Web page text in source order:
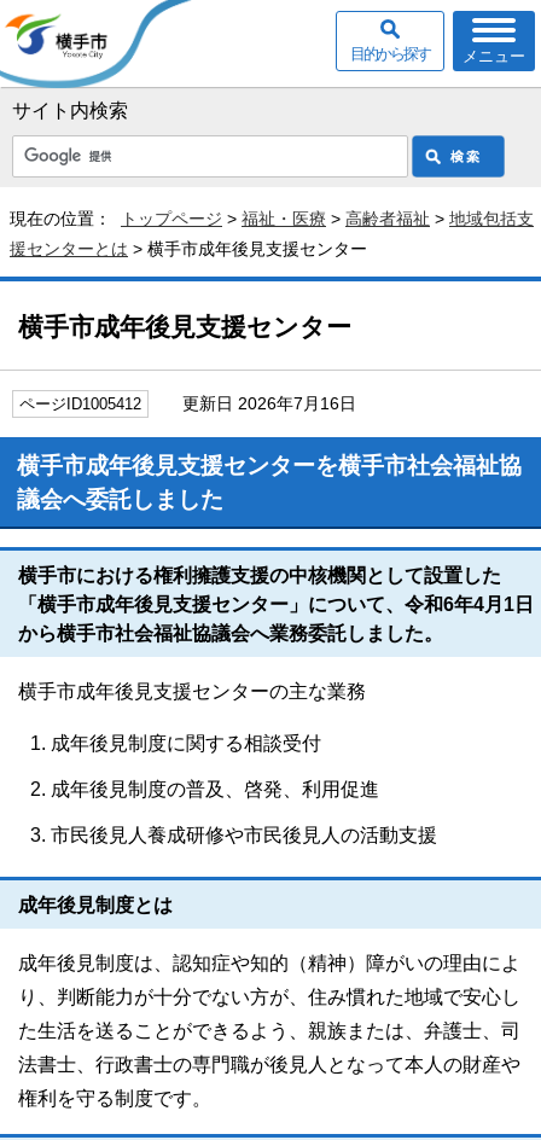
サイト内検索
メニュー
目的から探す
現在の位置： トップページ > 福祉・医療 > 高齢者福祉 > 地域包括支
援センターとは > 横手市成年後見支援センター
横手市成年後見支援センター
ページID1005412 更新日 2026年7月16日
横手市成年後見支援センターを横手市社会福祉協
議会へ委託しました
横手市における権利擁護支援の中核機関として設置した
「横手市成年後見支援センター」について、令和6年4月1日
から横手市社会福祉協議会へ業務委託しました。
横手市成年後見支援センターの主な業務
成年後見制度に関する相談受付
成年後見制度の普及、啓発、利用促進
市民後見人養成研修や市民後見人の活動支援
成年後見制度とは
成年後見制度は、認知症や知的（精神）障がいの理由によ
り、判断能力が十分でない方が、住み慣れた地域で安心し
た生活を送ることができるよう、親族または、弁護士、司
法書士、行政書士の専門職が後見人となって本人の財産や
権利を守る制度です。